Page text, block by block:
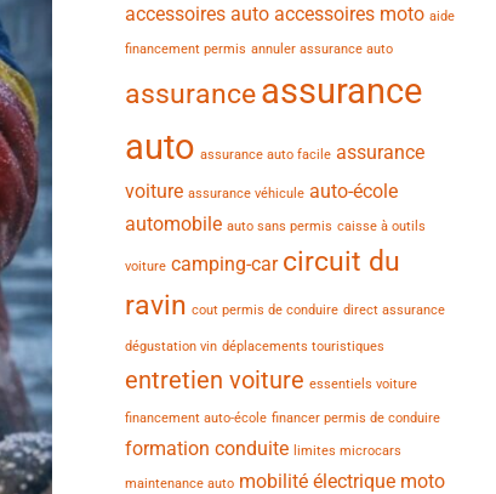
accessoires auto accessoires moto aide
financement permis annuler assurance auto
assuranceassurance
auto assurance auto facile assurance
voiture assurance véhicule auto-école
automobile auto sans permis caisse à outils
voiture camping-car circuit du
ravin cout permis de conduire direct assurance
dégustation vin déplacements touristiques
entretien voiture essentiels voiture
financement auto-école financer permis de conduire
formation conduite limites microcars
maintenance auto mobilité électrique moto